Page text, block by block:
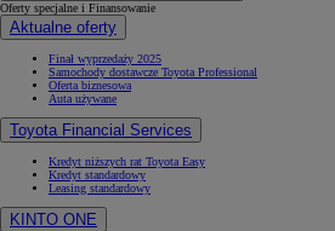
Oferty specjalne i Finansowanie
Aktualne oferty
Finał wyprzedaży 2025
Samochody dostawcze Toyota Professional
Oferta biznesowa
Auta używane
Toyota Financial Services
Kredyt niższych rat Toyota Easy
Kredyt standardowy
Leasing standardowy
KINTO ONE